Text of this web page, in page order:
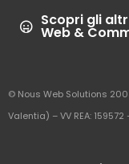
Scopri gli
Web &
© Nous Web Solutions
Valentia) – VV REA: 159572